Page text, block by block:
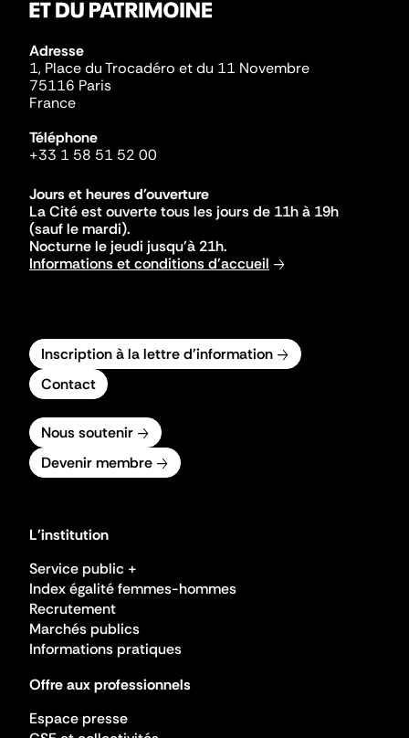
Adresse
1, Place du Trocadéro et du 11 Novembre
75116 Paris
France
Téléphone
+33 1 58 51 52 00
Jours et heures d'ouverture
La Cité est ouverte tous les jours de 11h à 19h
(sauf le mardi).
Nocturne le jeudi jusqu'à 21h.
Informations et conditions d'accueil
Inscription à la lettre d'information
Contact
Nous soutenir
Devenir membre
L'institution
Service public +
Index égalité femmes-hommes
Recrutement
Marchés publics
Informations pratiques
Offre aux professionnels
Espace presse